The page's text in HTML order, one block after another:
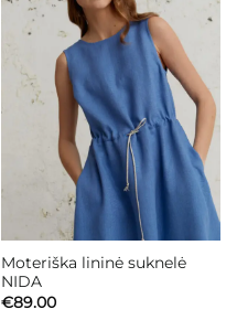
Mėgstamiausias
Moteriška lininė suknelė
NIDA
€89.00